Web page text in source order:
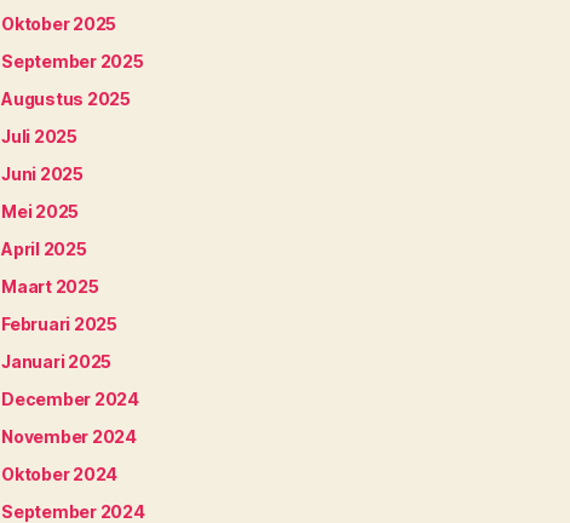
Oktober 2025
September 2025
Augustus 2025
Juli 2025
Juni 2025
Mei 2025
April 2025
Maart 2025
Februari 2025
Januari 2025
December 2024
November 2024
Oktober 2024
September 2024